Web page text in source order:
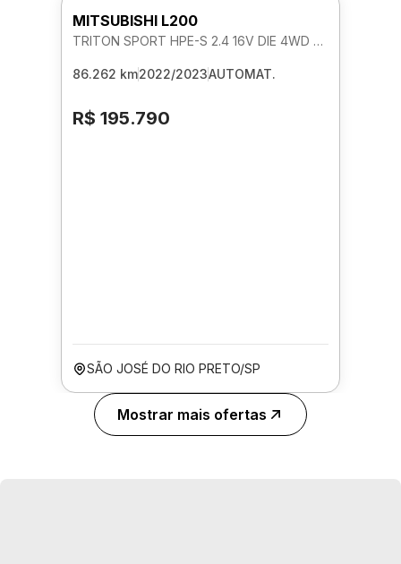
MITSUBISHI L200
TRITON SPORT HPE-S 2.4 16V DIE 4WD AUTOMATICO
86.262 km2022/2023AUTOMAT.
R$ 195.790
SÃO JOSÉ DO RIO PRETO/SP
Mostrar mais ofertas